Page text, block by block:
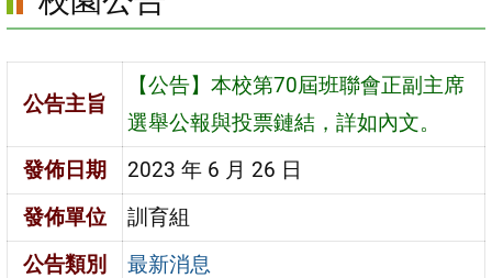
容
區
公告主旨
【公告】本校第70屆班聯會正副主席
選舉公報與投票鏈結，詳如內文。
發佈日期
2023 年 6 月 26 日
發佈單位
訓育組
公告類別
最新消息